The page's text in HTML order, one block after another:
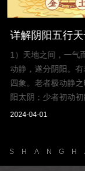
详解阴阳五行
1）天地之间，一气
动静，遂分阴阳。
四象。老者极动静
阳太阴；少者初动
为少阴少阳。有是四
2024-04-01
S H A N G H